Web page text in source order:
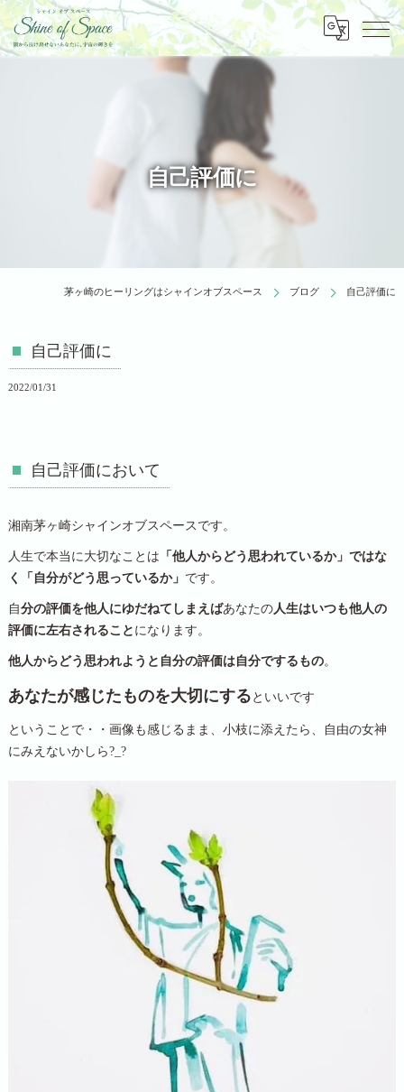
自己評価に
茅ヶ崎のヒーリングはシャインオブスペース ブログ 自己評価に
自己評価に
2022/01/31
自己評価において
湘南茅ヶ崎シャインオブスペースです。
人生で本当に大切なことは 「他人からどう思われているか」ではな
く「自分がどう思っているか」 です。
自分の評価を他人にゆだねてしまえばあなたの人生はいつも他人の
評価に左右されること になります。
他人からどう思われようと自分の評価は自分でするもの。
あなたが感じたものを大切にする といいです
ということで・・画像も感じるまま、小枝に添えたら、自由の女神
にみえないかしら?_?